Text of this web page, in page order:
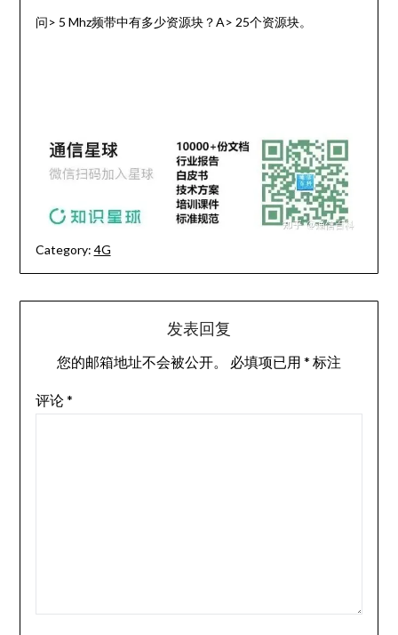
问> 5 Mhz频带中有多少资源块？A> 25个资源块。
Category: 4G
发表回复
您的邮箱地址不会被公开。 必填项已用 * 标注
评论*